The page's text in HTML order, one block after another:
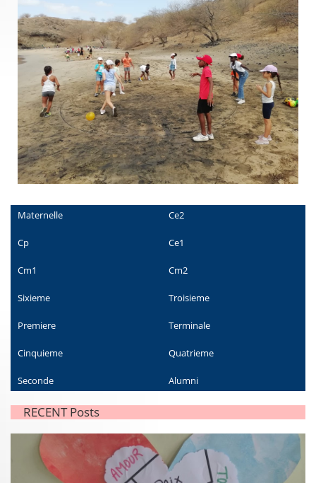
Maternelle Ce2
Cp Ce1
Cm1 Cm2
Sixieme Troisieme
Premiere Terminale
Cinquieme Quatrieme
Seconde Alumni
RECENT Posts